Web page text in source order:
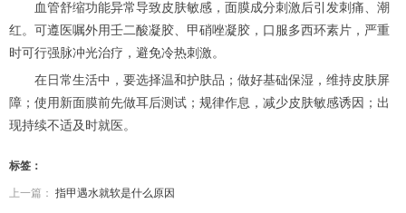
血管舒缩功能异常导致皮肤敏感，面膜成分刺激后引发刺痛、潮
红。可遵医嘱外用壬二酸凝胶、甲硝唑凝胶，口服多西环素片，严重
时可行强脉冲光治疗，避免冷热刺激。
在日常生活中，要选择温和护肤品；做好基础保湿，维持皮肤屏
障；使用新面膜前先做耳后测试；规律作息，减少皮肤敏感诱因；出
现持续不适及时就医。
标签：
上一篇： 指甲遇水就软是什么原因